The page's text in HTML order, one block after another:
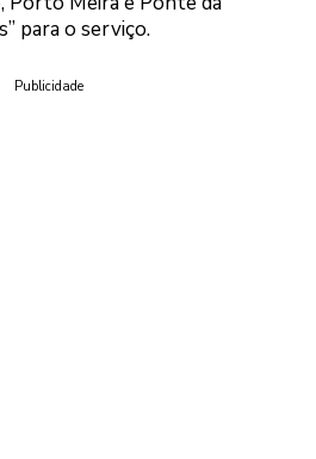
para o serviço.
Publicidade